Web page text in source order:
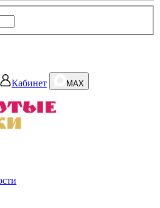
Кабинет MAX